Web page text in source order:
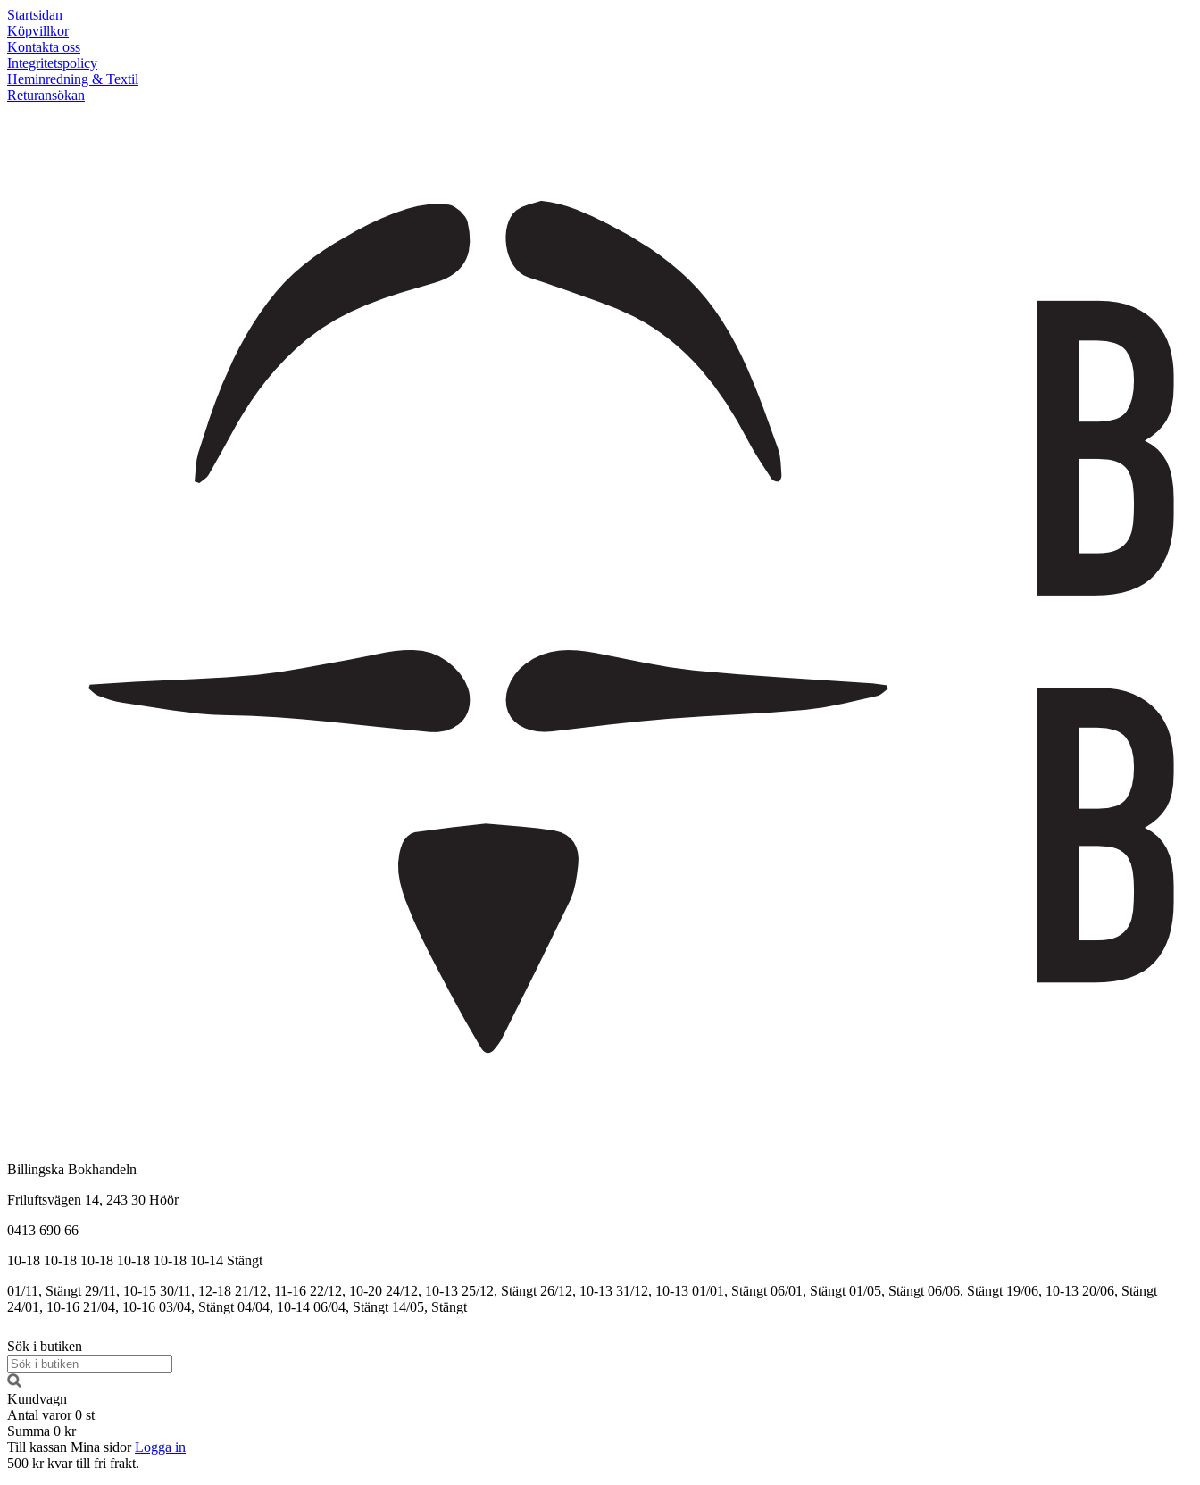
Startsidan
Köpvillkor
Kontakta oss
Integritetspolicy
Heminredning & Textil
Returansökan
Billingska Bokhandeln
Friluftsvägen 14, 243 30 Höör
0413 690 66
10-18 10-18 10-18 10-18 10-18 10-14 Stängt
01/11, Stängt 29/11, 10-15 30/11, 12-18 21/12, 11-16 22/12, 10-20 24/12, 10-13 25/12, Stängt 26/12, 10-13 31/12, 10-13 01/01, Stängt 06/01, Stängt 01/05, Stängt 06/06, Stängt 19/06, 10-13 20/06, Stängt
24/01, 10-16 21/04, 10-16 03/04, Stängt 04/04, 10-14 06/04, Stängt 14/05, Stängt
Sök i butiken
Kundvagn
Antal varor 0 st
Summa 0 kr
Till kassan Mina sidor Logga in
500 kr kvar till fri frakt.